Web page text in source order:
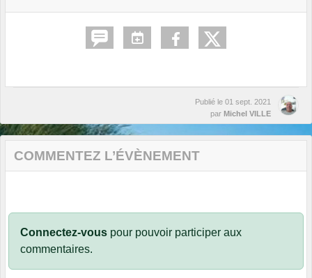
Publié le 01 sept. 2021
par Michel VILLE
COMMENTEZ L’ÉVÈNEMENT
Connectez-vous pour pouvoir participer aux
commentaires.